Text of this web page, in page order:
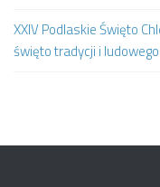
XXIV Podlaskie Święto
święto tradycji i